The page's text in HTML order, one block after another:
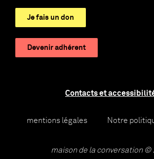
Je fais un don
Devenir adhérent
Contacts et
mentions légales Notre
maison de la conversation ©